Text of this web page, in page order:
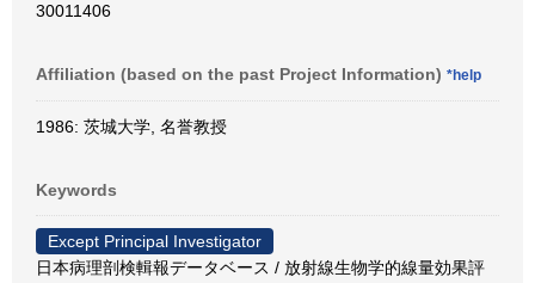
30011406
Affiliation (based on the past Project Information) *help
1986: 茨城大学, 名誉教授
Keywords
Except Principal Investigator
日本病理剖検輯報データベース / 放射線生物学的線量効果評